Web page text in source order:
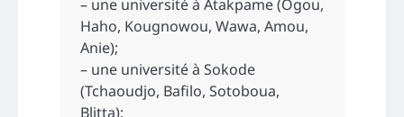
– une université à Atakpame (Ogou,
Haho, Kougnowou, Wawa, Amou,
Anie);
– une université à Sokode
(Tchaoudjo, Bafilo, Sotoboua,
Blitta);